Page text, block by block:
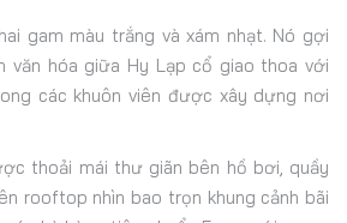
gam màu trắng và xám nhạt. Nó gợi
văn hóa giữa Hy Lạp cổ giao thoa với
các khuôn viên được xây dựng nơi
thoải mái thư giãn bên hồ bơi, quầy
rooftop nhìn bao trọn khung cảnh bãi